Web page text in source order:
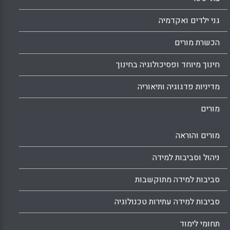
גני ילדים ואקדמיה
הכשרת מורים
חינוך מיוחד ופסיכולוגיה בחינוך
מדיניות פדגוגיה ותיאוריה
מורים
מורים והוראה
ניהול וסביבות למידה
סביבות למידה מתוקשבות
סביבות למידה עתירות טכנולוגיה
תחומי לימוד